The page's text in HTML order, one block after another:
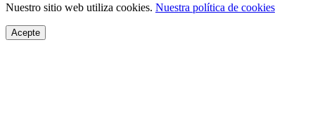
Nuestro sitio web utiliza cookies. Nuestra política de cookies
Acepte